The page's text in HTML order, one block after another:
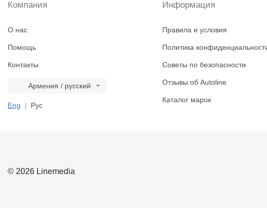
Компания
О нас
Помощь
Контакты
Армения / русский
Eng Рус
Информация
Правила и условия
Политика
Советы по безопасности
Отзывы об Autoline
Каталог марок
© 2026 Linemedia